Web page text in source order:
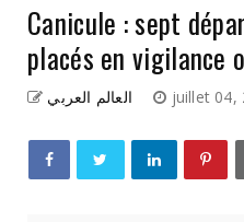
Canicule : sept
placés en vigilance
العالم العربي juillet 04,